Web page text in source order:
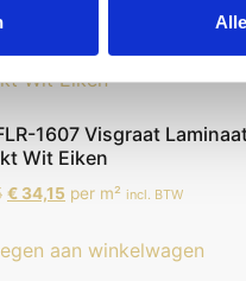
1607 Visgraat
Wit Eiken
€ 34,15 per m² incl. BTW
aan winkelwagen